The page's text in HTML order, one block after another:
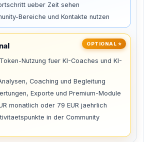
ueber Zeit sehen
Bereiche und Kontakte nutzen
OPTIONAL ⭐
Nutzung fuer KI-Coaches und KI-
Coaching und Begleitung
Exporte und Premium-Module
monatlich oder 79 EUR jaehrlich
in der Community